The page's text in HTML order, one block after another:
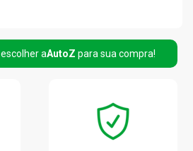
aAutoZ para sua compra!